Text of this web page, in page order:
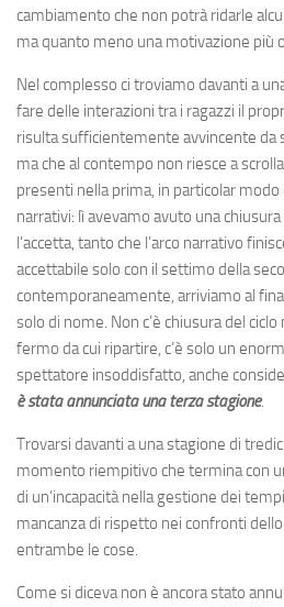
cambiamento che non potrà ridarle
ma quanto meno una motivazione più
Nel complesso ci troviamo davanti a
fare delle interazioni tra i ragazzi il
risulta sufficientemente avvincente da
ma che al contempo non riesce a
presenti nella prima, in particolar
narrativi: lì avevamo avuto una
l’accetta, tanto che l’arco narrativo
accettabile solo con il settimo della
contemporaneamente, arriviamo al
solo di nome. Non c’è chiusura del
fermo da cui ripartire, c’è solo un
spettatore insoddisfatto, anche
è stata annunciata una terza stagione.
Trovarsi davanti a una stagione di
momento riempitivo che termina con
di un’incapacità nella gestione dei
mancanza di rispetto nei confronti
entrambe le cose.
Come si diceva non è ancora stato